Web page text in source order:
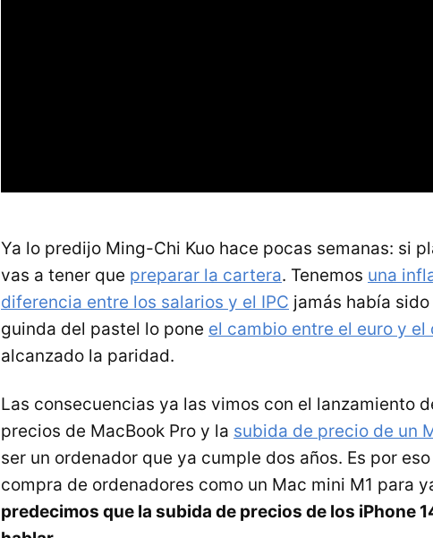
Ya lo predijo Ming-Chi Kuo hace pocas semanas: si
vas a tener que preparar la cartera. Tenemos una
diferencia entre los salarios y el IPC jamás había
guinda del pastel lo pone el cambio entre el euro y el
alcanzado la paridad.
Las consecuencias ya las vimos con el lanzamiento
precios de MacBook Pro y la subida de precio de un
ser un ordenador que ya cumple dos años. Es por
compra de ordenadores como un Mac mini M1 para
predecimos que la subida de precios de los iPhone